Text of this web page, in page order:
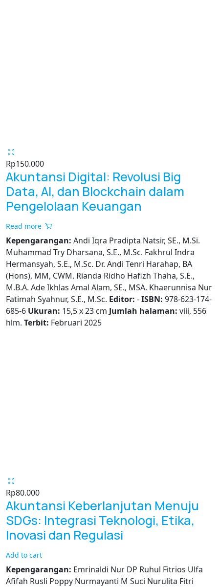
Rp150.000
Akuntansi Digital: Revolusi Big
Data, AI, dan Blockchain dalam
Pengelolaan Keuangan
Read more
Kepengarangan: Andi Iqra Pradipta Natsir, SE., M.Si.
Muhammad Try Dharsana, S.E., M.Sc. Fakhrul Indra
Hermansyah, S.E., M.Sc. Dr. Andi Tenri Harahap, BA
(Hons), MM, CWM. Rianda Ridho Hafizh Thaha, S.E.,
M.B.A. Ade Ikhlas Amal Alam, SE., MSA. Khaerunnisa Nur
Fatimah Syahnur, S.E., M.Sc. Editor: -ISBN: 978-623-174-
685-6 Ukuran: 15,5 x 23 cm Jumlah halaman: viii, 556
hlm. Terbit: Februari 2025
Rp80.000
Akuntansi Keberlanjutan Menuju
SDGs: Integrasi Teknologi, Etika,
Inovasi dan Regulasi
Add to cart
Kepengarangan: Emrinaldi Nur DP Ruhul Fitrios Ulfa
Afifah Rusli Poppy Nurmayanti M Suci Nurulita Fitri